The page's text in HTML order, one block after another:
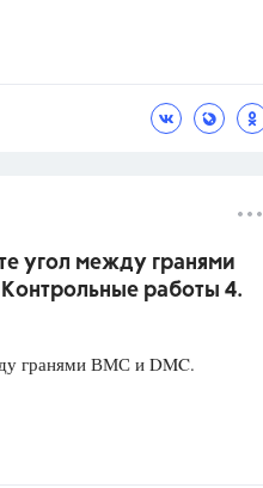
угол между гранями
Контрольные работы 4.
гранями ВМС и DMC.